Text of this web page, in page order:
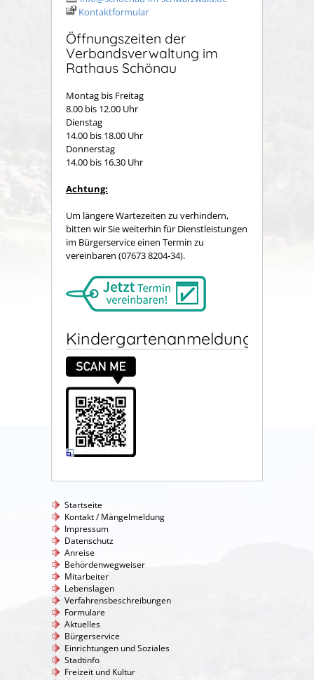
Kontaktformular
Öffnungszeiten der
Verbandsverwaltung im
Rathaus Schönau
Montag bis Freitag
8.00 bis 12.00 Uhr
Dienstag
14.00 bis 18.00 Uhr
Donnerstag
14.00 bis 16.30 Uhr
Achtung:
Um längere Wartezeiten zu verhindern,
bitten wir Sie weiterhin für Dienstleistungen
im Bürgerservice einen Termin zu
vereinbaren (07673 8204-34).
Kindergartenanmeldung
Startseite
Kontakt / Mängelmeldung
Impressum
Datenschutz
Anreise
Behördenwegweiser
Mitarbeiter
Lebenslagen
Verfahrensbeschreibungen
Formulare
Aktuelles
Bürgerservice
Einrichtungen und Soziales
Stadtinfo
Freizeit und Kultur